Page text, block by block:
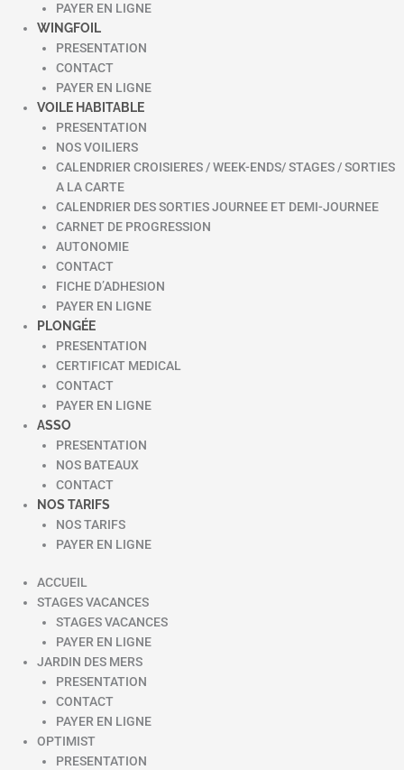
PAYER EN LIGNE
WINGFOIL
PRESENTATION
CONTACT
PAYER EN LIGNE
VOILE HABITABLE
PRESENTATION
NOS VOILIERS
CALENDRIER CROISIERES / WEEK-ENDS/ STAGES / SORTIES
A LA CARTE
CALENDRIER DES SORTIES JOURNEE ET DEMI-JOURNEE
CARNET DE PROGRESSION
AUTONOMIE
CONTACT
FICHE D’ADHESION
PAYER EN LIGNE
PLONGÉE
PRESENTATION
CERTIFICAT MEDICAL
CONTACT
PAYER EN LIGNE
ASSO
PRESENTATION
NOS BATEAUX
CONTACT
NOS TARIFS
NOS TARIFS
PAYER EN LIGNE
ACCUEIL
STAGES VACANCES
STAGES VACANCES
PAYER EN LIGNE
JARDIN DES MERS
PRESENTATION
CONTACT
PAYER EN LIGNE
OPTIMIST
PRESENTATION